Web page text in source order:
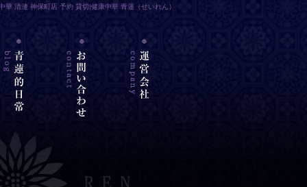
華 清漣 神保町店 予約 貸切|健康中華 青蓮（せいれん）